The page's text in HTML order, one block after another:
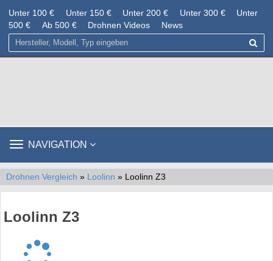
Unter 100 € Unter 150 € Unter 200 € Unter 300 €
Unter
500 €
Ab 500 € Drohnen Videos News
TOGGLE
NAVIGATION
Drohnen Vergleich » Loolinn » Loolinn Z3
Loolinn Z3